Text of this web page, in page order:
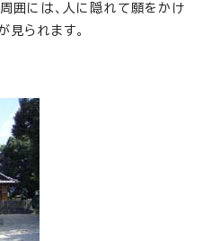
周囲には、人に隠れて願をかけ
見られます。